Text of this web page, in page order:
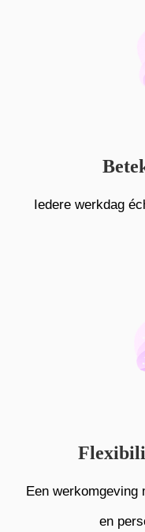
Iedere werkdag
Een werkomgeving
en